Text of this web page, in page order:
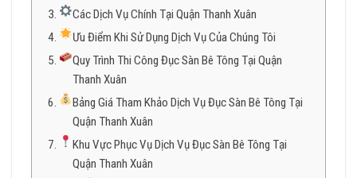
Các Dịch Vụ Chính Tại Quận Thanh Xuân
Ưu Điểm Khi Sử Dụng Dịch Vụ Của Chúng Tôi
Quy Trình Thi Công Đục Sàn Bê Tông Tại Quận
Thanh Xuân
Bảng Giá Tham Khảo Dịch Vụ Đục Sàn Bê Tông Tại
Quận Thanh Xuân
Khu Vực Phục Vụ Dịch Vụ Đục Sàn Bê Tông Tại
Quận Thanh Xuân